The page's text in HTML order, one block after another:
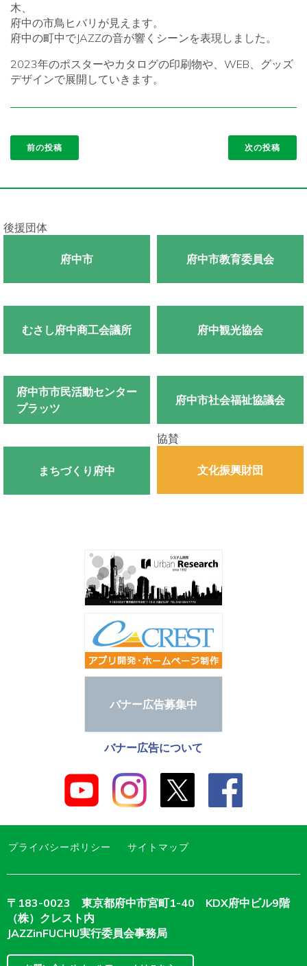
木、
府中の市鳥ヒバリが見えます。
府中の町中でJAZZの音が響くシーンを表現しました。
2023年のポスターやカタログの印刷物や、WEB、グッズ
デザインで展開していきます。
前の投稿 次の投稿
後援団体
府中市 府中市教育委員会
むさし府中商工会議所 府中観光協会
府中市市民活動センター
プラッツ
府中市社会福祉協議会
まちづくり府中
協賛
文化振興財団
バナー広告募集中
バナー広告について
プライバシーポリシー サイトマップ
〒183-0023 東京都府中市宮町1-40 KDX府中ビル9階
（株）クレスト内
JAZZinFUCHU実行委員会事務局